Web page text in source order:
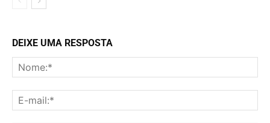
DEIXE UMA RESPOSTA